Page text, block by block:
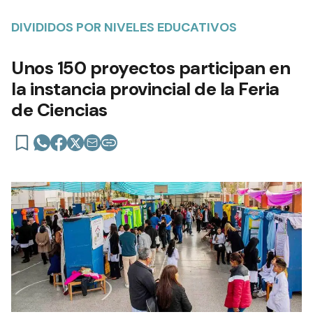
DIVIDIDOS POR NIVELES EDUCATIVOS
Unos 150 proyectos participan en
la instancia provincial de la Feria
de Ciencias